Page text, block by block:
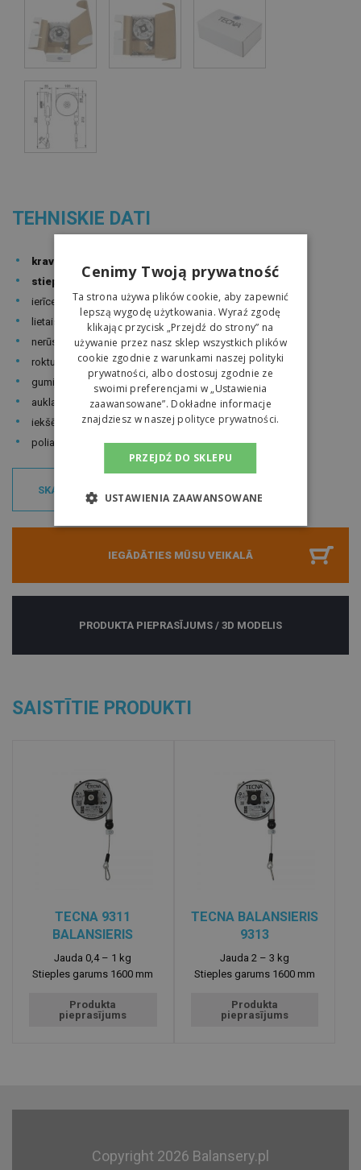
TEHNISKIE DATI
kravnesība no 1-2 kg
stieples garums 1600 mm
ierīces svars: 0,60 kg
lietais alumīnija korpuss
nerūsējošā tērauda kabelis
rokturis ierīces svara pielāgošanai balansiera kravnesībai.
gumijas drošības amortizators
aukla pārklāta ar pretabrazīvu materiālu.
iekšējās atsperes, kas iebūvētas cilindrā
poliamīda apdare uz cilpiņas, lai novērstu āķa noberšanos.
SKATĪT MODELI
IEGĀDĀTIES MŪSU VEIKALĀ
PRODUKTA PIEPRASĪJUMS / 3D MODELIS
SAISTĪTIE PRODUKTI
TECNA 9311
BALANSIERIS
Jauda 0,4 – 1
Stieples garums 1600
Produkta
pieprasījums
TECNA BALANSIERIS
9313
Jauda 2 – 3
Stieples garums 1600
Produkta
pieprasījums
Copyright 2026 Balansery.pl
Cenimy Twoją prywatność
Ta strona używa plików cookie, aby zapewnić
lepszą wygodę użytkowania. Wyraź zgodę
klikając przycisk „Przejdź do strony” na
używanie przez nasz sklep wszystkich plików
cookie zgodnie z warunkami naszej polityki
prywatności, albo dostosuj zgodnie ze
swoimi preferencjami w „Ustawienia
zaawansowane”. Dokładne informacje
znajdziesz w naszej polityce prywatności.
PRZEJDŹ DO SKLEPU
USTAWIENIA ZAAWANSOWANE